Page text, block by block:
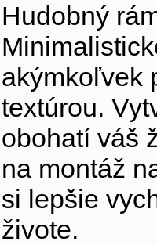
Hudobný
akýmkoľvek
textúrou.
obohatí váš
na montáž
si lepšie
živote.